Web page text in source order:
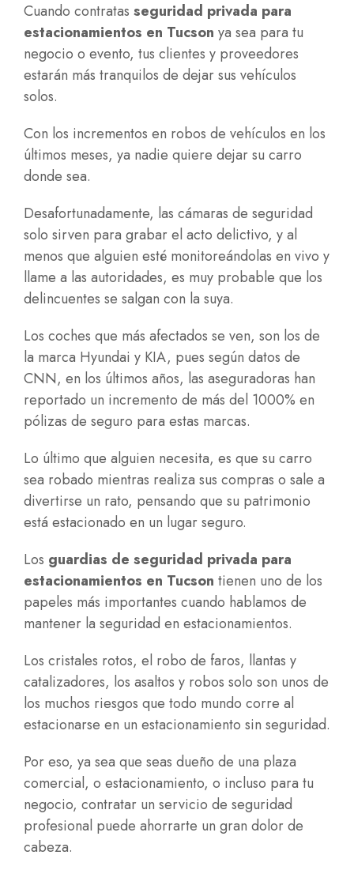
Cuando contratas seguridad privada para
estacionamientos en Tucson ya sea para tu
negocio o evento, tus clientes y proveedores
estarán más tranquilos de dejar sus vehículos
solos.
Con los incrementos en robos de vehículos en los
últimos meses, ya nadie quiere dejar su carro
donde sea.
Desafortunadamente, las cámaras de seguridad
solo sirven para grabar el acto delictivo, y al
menos que alguien esté monitoreándolas en vivo y
llame a las autoridades, es muy probable que los
delincuentes se salgan con la suya.
Los coches que más afectados se ven, son los de
la marca Hyundai y KIA, pues según datos de
CNN, en los últimos años, las aseguradoras han
reportado un incremento de más del 1000% en
pólizas de seguro para estas marcas.
Lo último que alguien necesita, es que su carro
sea robado mientras realiza sus compras o sale a
divertirse un rato, pensando que su patrimonio
está estacionado en un lugar seguro.
Los guardias de seguridad privada para
estacionamientos en Tucson tienen uno de los
papeles más importantes cuando hablamos de
mantener la seguridad en estacionamientos.
Los cristales rotos, el robo de faros, llantas y
catalizadores, los asaltos y robos solo son unos de
los muchos riesgos que todo mundo corre al
estacionarse en un estacionamiento sin seguridad.
Por eso, ya sea que seas dueño de una plaza
comercial, o estacionamiento, o incluso para tu
negocio, contratar un servicio de seguridad
profesional puede ahorrarte un gran dolor de
cabeza.